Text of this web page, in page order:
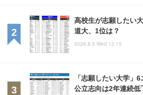
高校生が志願したい
道大、1位は？
2026.8.5 Wed 12:15
「志願したい大学」
公立志向は2年連続低